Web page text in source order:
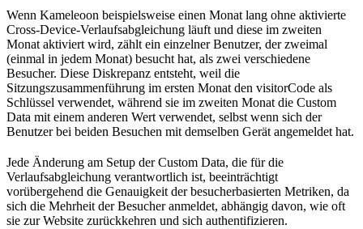
Wenn Kameleoon beispielsweise einen Monat lang ohne aktivierte
Cross-Device-Verlaufsabgleichung läuft und diese im zweiten
Monat aktiviert wird, zählt ein einzelner Benutzer, der zweimal
(einmal in jedem Monat) besucht hat, als zwei verschiedene
Besucher. Diese Diskrepanz entsteht, weil die
Sitzungszusammenführung im ersten Monat den visitorCode als
Schlüssel verwendet, während sie im zweiten Monat die Custom
Data mit einem anderen Wert verwendet, selbst wenn sich der
Benutzer bei beiden Besuchen mit demselben Gerät angemeldet hat.
Jede Änderung am Setup der Custom Data, die für die
Verlaufsabgleichung verantwortlich ist, beeinträchtigt
vorübergehend die Genauigkeit der besucherbasierten Metriken, da
sich die Mehrheit der Besucher anmeldet, abhängig davon, wie oft
sie zur Website zurückkehren und sich authentifizieren.